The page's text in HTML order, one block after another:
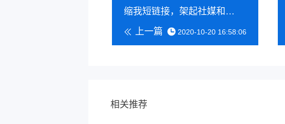
缩我短链接，架起社媒和电商的桥梁
上一篇
2020-10-20 16:58:06
相关推荐